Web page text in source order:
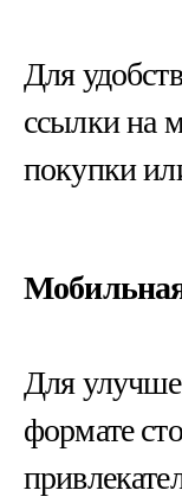
Для
ссылки на
покупки
Для
формате